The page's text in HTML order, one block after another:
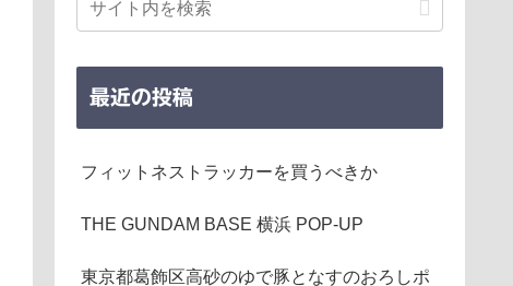
最近の投稿
フィットネストラッカーを買うべきか
THE GUNDAM BASE 横浜 POP-UP
東京都葛飾区高砂のゆで豚となすのおろしポ